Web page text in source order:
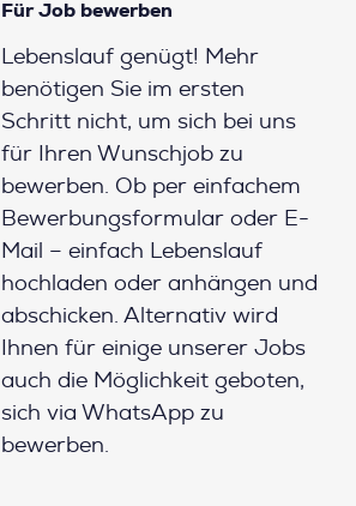
Für Job bewerben
Lebenslauf genügt! Mehr
benötigen Sie im ersten
Schritt nicht, um sich bei uns
für Ihren Wunschjob zu
bewerben. Ob per einfachem
Bewerbungsformular oder E-
Mail – einfach Lebenslauf
hochladen oder anhängen und
abschicken. Alternativ wird
Ihnen für einige unserer Jobs
auch die Möglichkeit geboten,
sich via WhatsApp zu
bewerben.